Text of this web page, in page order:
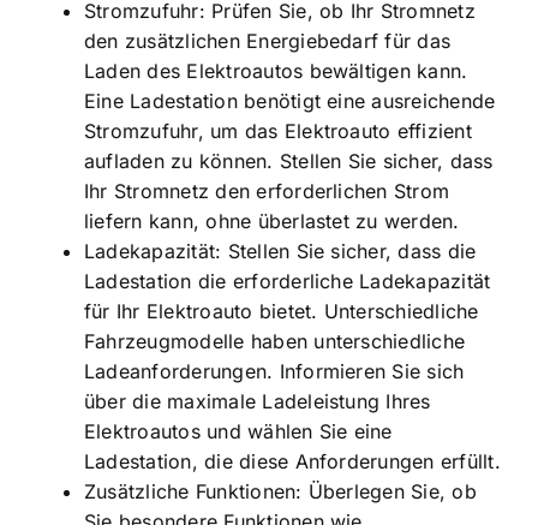
Stromzufuhr: Prüfen Sie, ob Ihr Stromnetz
den zusätzlichen Energiebedarf für das
Laden des Elektroautos bewältigen kann.
Eine Ladestation benötigt eine ausreichende
Stromzufuhr, um das Elektroauto effizient
aufladen zu können. Stellen Sie sicher, dass
Ihr Stromnetz den erforderlichen Strom
liefern kann, ohne überlastet zu werden.
Ladekapazität: Stellen Sie sicher, dass die
Ladestation die erforderliche Ladekapazität
für Ihr Elektroauto bietet. Unterschiedliche
Fahrzeugmodelle haben unterschiedliche
Ladeanforderungen. Informieren Sie sich
über die maximale Ladeleistung Ihres
Elektroautos und wählen Sie eine
Ladestation, die diese Anforderungen erfüllt.
Zusätzliche Funktionen: Überlegen Sie, ob